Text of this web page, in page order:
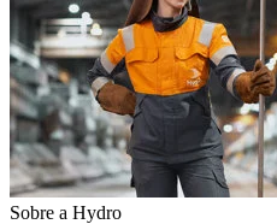
Sobre a Hydro